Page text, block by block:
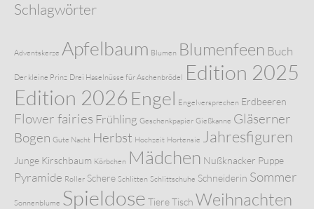
Schlagwörter
Adventskerze Apfelbaum Blumen Blumenfeen Buch
Der kleine Prinz Drei Haselnüsse für Aschenbrödel Edition 2025
Edition 2026 Engel Engelversprechen Erdbeeren
Flower fairies Frühling Geschenkpapier Gießkanne Gläserner
Bogen Gute Nacht Herbst Hochzeit Hortensie Jahresfiguren
Junge Kirschbaum Körbchen Mädchen Nußknacker Puppe
Pyramide Roller Schere Schlitten Schlittschuhe Schneiderin Sommer
Sonnenblume Spieldose TiereTisch Weihnachten